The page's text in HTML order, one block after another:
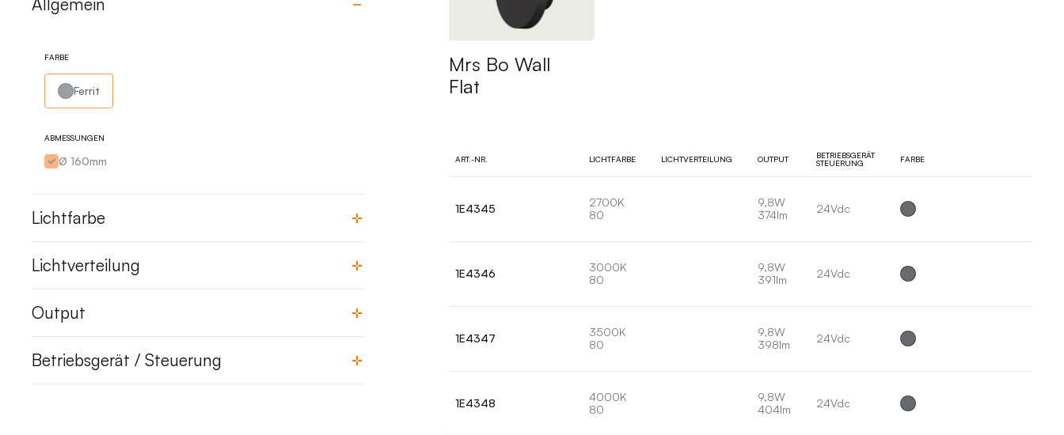
Allgemein
FARBE
Ferrit
ABMESSUNGEN
Ø 160mm
Lichtfarbe
Lichtverteilung
Output
Betriebsgerät / Steuerung
Mrs Bo Wall
Flat
ART.-NR. LICHTFARBE LICHTVERTEILUNG OUTPUT
BETRIEBSGERÄT
STEUERUNG
FARBE
1E4345
2700K
80
9,8W
374lm
24Vdc
1E4346
3000K
80
9,8W
391lm
24Vdc
1E4347
3500K
80
9,8W
398lm
24Vdc
1E4348
4000K
80
9,8W
404lm
24Vdc